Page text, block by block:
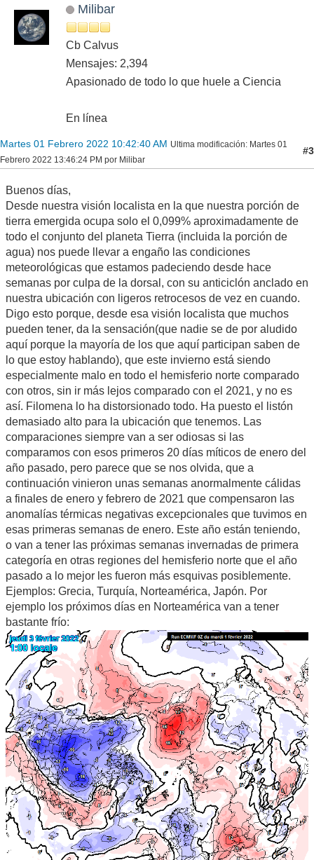
Milibar
Cb Calvus
Mensajes: 2,394
Apasionado de todo lo que huele a Ciencia
En línea
Martes 01 Febrero 2022 10:42:40 AM Ultima modificación: Martes 01
Febrero 2022 13:46:24 PM por Milibar
#3
Buenos días,
Desde nuestra visión localista en la que nuestra porción de
tierra emergida ocupa solo el 0,099% aproximadamente de
todo el conjunto del planeta Tierra (incluida la porción de
agua) nos puede llevar a engaño las condiciones
meteorológicas que estamos padeciendo desde hace
semanas por culpa de la dorsal, con su anticiclón anclado en
nuestra ubicación con ligeros retrocesos de vez en cuando.
Digo esto porque, desde esa visión localista que muchos
pueden tener, da la sensación(que nadie se de por aludido
aquí porque la mayoría de los que aquí participan saben de
lo que estoy hablando), que este invierno está siendo
especialmente malo en todo el hemisferio norte comparado
con otros, sin ir más lejos comparado con el 2021, y no es
así. Filomena lo ha distorsionado todo. Ha puesto el listón
demasiado alto para la ubicación que tenemos. Las
comparaciones siempre van a ser odiosas si las
comparamos con esos primeros 20 días míticos de enero del
año pasado, pero parece que se nos olvida, que a
continuación vinieron unas semanas anormalmente cálidas
a finales de enero y febrero de 2021 que compensaron las
anomalías térmicas negativas excepcionales que tuvimos en
esas primeras semanas de enero. Este año están teniendo,
o van a tener las próximas semanas invernadas de primera
categoría en otras regiones del hemisferio norte que el año
pasado a lo mejor les fueron más esquivas posiblemente.
Ejemplos: Grecia, Turquía, Norteamérica, Japón. Por
ejemplo los próximos días en Norteamérica van a tener
bastante frío: